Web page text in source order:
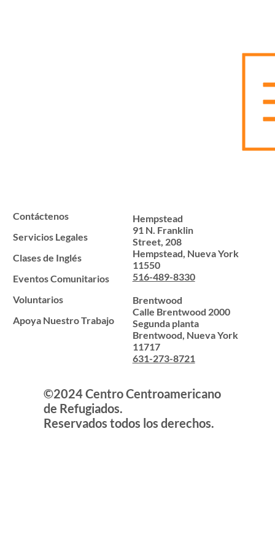
Contáctenos
Servicios Legales
Clases de Inglés
Eventos Comunitarios
Voluntarios
Apoya Nuestro Trabajo
©2024 Centro Centroamericano
de Refugiados.
Reservados todos los derechos.
Hempstead
91 N. Franklin
Street, 208
Hempstead, Nueva York
11550
516-489-8330
Brentwood
Calle Brentwood 2000
Segunda planta
Brentwood, Nueva York
11717
631-273-8721